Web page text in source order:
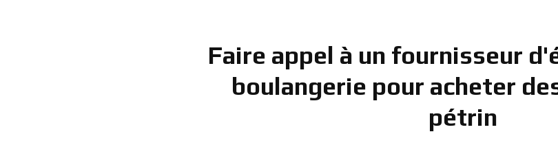
Faire appel à un fournisseur
boulangerie pour acheter
pétrin